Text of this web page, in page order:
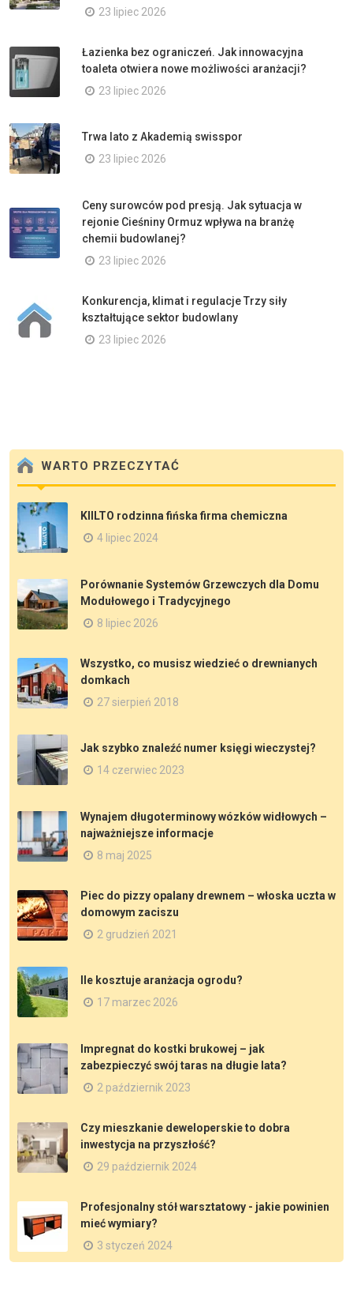
23 lipiec 2026
Łazienka bez ograniczeń. Jak innowacyjna
toaleta otwiera nowe możliwości aranżacji?
23 lipiec 2026
Trwa lato z Akademią swisspor
23 lipiec 2026
Ceny surowców pod presją. Jak sytuacja w
rejonie Cieśniny Ormuz wpływa na branżę
chemii budowlanej?
23 lipiec 2026
Konkurencja, klimat i regulacje Trzy siły
kształtujące sektor budowlany
23 lipiec 2026
WARTO PRZECZYTAĆ
KIILTO rodzinna fińska firma chemiczna
4 lipiec 2024
Porównanie Systemów Grzewczych dla Domu
Modułowego i Tradycyjnego
8 lipiec 2026
Wszystko, co musisz wiedzieć o drewnianych
domkach
27 sierpień 2018
Jak szybko znaleźć numer księgi wieczystej?
14 czerwiec 2023
Wynajem długoterminowy wózków widłowych –
najważniejsze informacje
8 maj 2025
Piec do pizzy opalany drewnem – włoska uczta w
domowym zaciszu
2 grudzień 2021
Ile kosztuje aranżacja ogrodu?
17 marzec 2026
Impregnat do kostki brukowej – jak
zabezpieczyć swój taras na długie lata?
2 październik 2023
Czy mieszkanie deweloperskie to dobra
inwestycja na przyszłość?
29 październik 2024
Profesjonalny stół warsztatowy - jakie powinien
mieć wymiary?
3 styczeń 2024